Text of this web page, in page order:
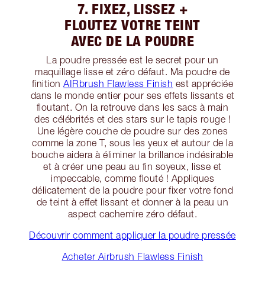
7. FIXEZ, LISSEZ +
FLOUTEZ VOTRE TEINT
AVEC DE LA POUDRE
La poudre pressée est le secret pour un
maquillage lisse et zéro défaut. Ma poudre de
finitionAIRbrush Flawless Finish est appréciée
dans le monde entier pour ses effets lissants et
floutant. On la retrouve dans les sacs à main
des célébrités et des stars sur le tapis rouge !
Une légère couche de poudre sur des zones
comme la zone T, sous les yeux et autour de la
bouche aidera à éliminer la brillance indésirable
et à créer une peau au fin soyeux, lisse et
impeccable, comme flouté ! Appliques
délicatement de la poudre pour fixer votre fond
de teint à effet lissant et donner à la peau un
aspect cachemire zéro défaut.
Découvrir comment appliquer la poudre pressée
Acheter Airbrush Flawless Finish